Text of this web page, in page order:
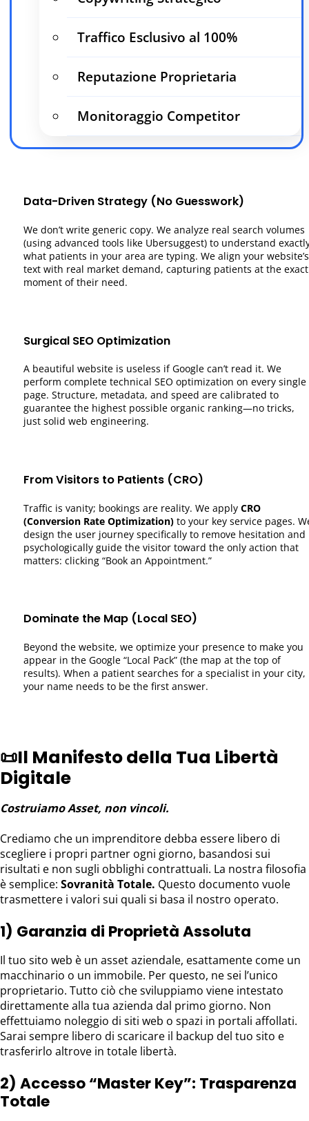
Traffico Esclusivo al 100%
Reputazione Proprietaria
Monitoraggio Competitor
Data-Driven Strategy (No Guesswork)
We don’t write generic copy. We analyze real search volumes
(using advanced tools like Ubersuggest) to understand
what patients in your area are typing. We align your website’s
text with real market demand, capturing patients at the exact
moment of their need.
Surgical SEO Optimization
A beautiful website is useless if Google can’t read it. We
perform complete technical SEO optimization on every single
page. Structure, metadata, and speed are calibrated to
guarantee the highest possible organic ranking—no tricks,
just solid web engineering.
From Visitors to Patients (CRO)
Traffic is vanity; bookings are reality. We apply CRO
(Conversion Rate Optimization)to your key service pages.
design the user journey specifically to remove hesitation and
psychologically guide the visitor toward the only action that
matters: clicking “Book an Appointment.”
Dominate the Map (Local SEO)
Beyond the website, we optimize your presence to make you
appear in the Google “Local Pack” (the map at the top of
results). When a patient searches for a specialist in your city,
your name needs to be the first answer.
📜Il Manifesto della Tua Libertà
Digitale
Costruiamo Asset, non vincoli.
Crediamo che un imprenditore debba essere libero di
scegliere i propri partner ogni giorno, basandosi sui
risultati e non sugli obblighi contrattuali. La nostra filosofia
è semplice: Sovranità Totale. Questo documento vuole
trasmettere i valori sui quali si basa il nostro operato.
1) Garanzia di Proprietà Assoluta
Il tuo sito web è un asset aziendale, esattamente come un
macchinario o un immobile. Per questo, ne sei l’unico
proprietario. Tutto ciò che sviluppiamo viene intestato
direttamente alla tua azienda dal primo giorno. Non
effettuiamo noleggio di siti web o spazi in portali affollati.
Sarai sempre libero di scaricare il backup del tuo sito e
trasferirlo altrove in totale libertà.
2) Accesso “Master Key”: Trasparenza
Totale